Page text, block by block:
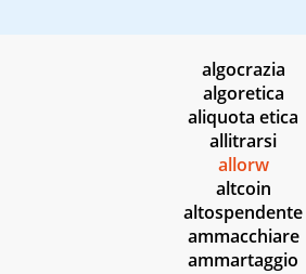
algocrazia
algoretica
aliquota etica
allitrarsi
allorw
altcoin
altospendente
ammacchiare
ammartaggio